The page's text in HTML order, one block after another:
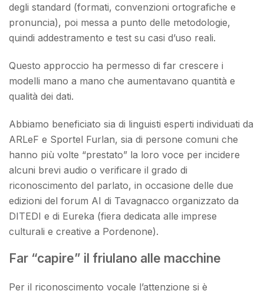
degli standard (formati, convenzioni ortografiche e
pronuncia), poi messa a punto delle metodologie,
quindi addestramento e test su casi d’uso reali.
Questo approccio ha permesso di far crescere i
modelli mano a mano che aumentavano quantità e
qualità dei dati.
Abbiamo beneficiato sia di linguisti esperti individuati da
ARLeF e Sportel Furlan, sia di persone comuni che
hanno più volte “prestato” la loro voce per incidere
alcuni brevi audio o verificare il grado di
riconoscimento del parlato, in occasione delle due
edizioni del forum AI di Tavagnacco organizzato da
DITEDI e di Eureka (fiera dedicata alle imprese
culturali e creative a Pordenone).
Far “capire” il friulano alle macchine
Per il riconoscimento vocale l’attenzione si è